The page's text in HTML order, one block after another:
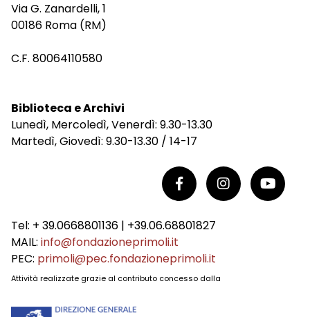
Via G. Zanardelli, 1
00186 Roma (RM)
C.F. 80064110580
Biblioteca e Archivi
Lunedì, Mercoledì, Venerdì: 9.30-13.30
Martedì, Giovedì: 9.30-13.30 / 14-17
Tel: + 39.0668801136 | +39.06.68801827
MAIL: info@fondazioneprimoli.it
PEC: primoli@pec.fondazioneprimoli.it
Attività realizzate grazie al contributo concesso dalla